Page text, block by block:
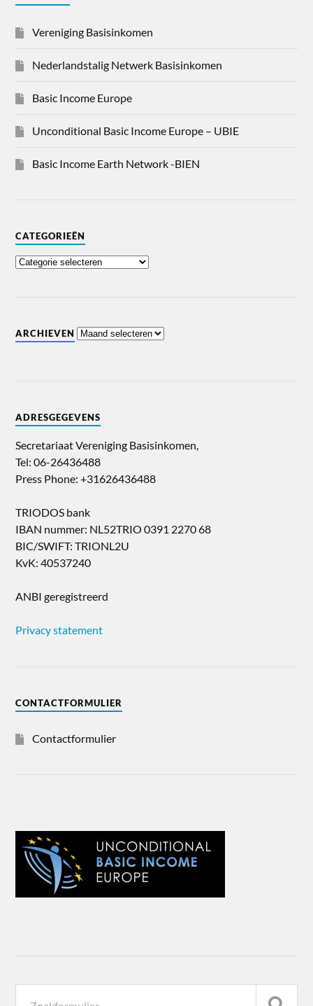
Vereniging Basisinkomen
Nederlandstalig Netwerk Basisinkomen
Basic Income Europe
Unconditional Basic Income Europe – UBIE
Basic Income Earth Network -BIEN
CATEGORIEËN
ARCHIEVEN
ADRESGEGEVENS
Secretariaat Vereniging Basisinkomen,
Tel: 06-26436488
Press Phone: +31626436488
TRIODOS bank
IBAN nummer: NL52TRIO 0391 2270 68
BIC/SWIFT: TRIONL2U
KvK: 40537240
ANBI geregistreerd
Privacy statement
CONTACTFORMULIER
Contactformulier